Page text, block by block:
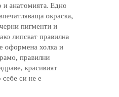
и анатомията. Едно
окраска,
пигменти и
липсват правилна
оформена холка и
правилни
красивият
си не е